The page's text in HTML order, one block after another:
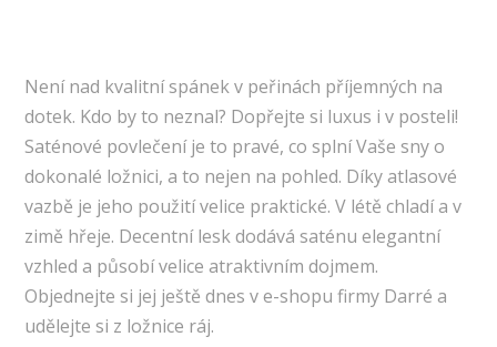
Není nad kvalitní spánek v peřinách příjemných na
dotek. Kdo by to neznal? Dopřejte si luxus i v posteli!
Saténové povlečeníje to pravé, co splní Vaše sny o
dokonalé ložnici, a to nejen na pohled. Díky atlasové
vazbě je jeho použití velice praktické. V létě chladí a v
zimě hřeje. Decentní lesk dodává saténu elegantní
vzhled a působí velice atraktivním dojmem.
Objednejte si jej ještě dnes v e-shopu firmy Darré a
udělejte si z ložnice ráj.